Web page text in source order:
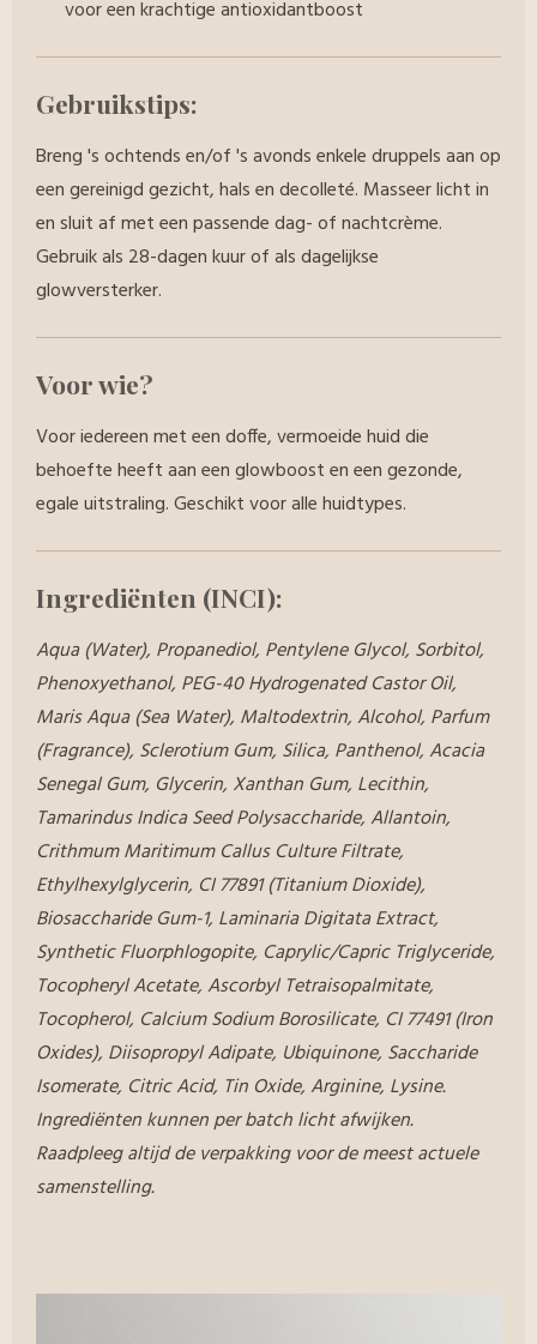
voor een krachtige antioxidantboost
Gebruikstips:
Breng 's ochtends en/of 's avonds enkele druppels aan op
een gereinigd gezicht, hals en decolleté. Masseer licht in
en sluit af met een passende dag- of nachtcrème.
Gebruik als 28-dagen kuur of als dagelijkse
glowversterker.
Voor wie?
Voor iedereen met een doffe, vermoeide huid die
behoefte heeft aan een glowboost en een gezonde,
egale uitstraling. Geschikt voor alle huidtypes.
Ingrediënten (INCI):
Aqua (Water), Propanediol, Pentylene Glycol, Sorbitol,
Phenoxyethanol, PEG-40 Hydrogenated Castor Oil,
Maris Aqua (Sea Water), Maltodextrin, Alcohol, Parfum
(Fragrance), Sclerotium Gum, Silica, Panthenol, Acacia
Senegal Gum, Glycerin, Xanthan Gum, Lecithin,
Tamarindus Indica Seed Polysaccharide, Allantoin,
Crithmum Maritimum Callus Culture Filtrate,
Ethylhexylglycerin, CI 77891 (Titanium Dioxide),
Biosaccharide Gum-1, Laminaria Digitata Extract,
Synthetic Fluorphlogopite, Caprylic/Capric Triglyceride,
Tocopheryl Acetate, Ascorbyl Tetraisopalmitate,
Tocopherol, Calcium Sodium Borosilicate, CI 77491 (Iron
Oxides), Diisopropyl Adipate, Ubiquinone, Saccharide
Isomerate, Citric Acid, Tin Oxide, Arginine, Lysine.
Ingrediënten kunnen per batch licht afwijken.
Raadpleeg altijd de verpakking voor de meest actuele
samenstelling.